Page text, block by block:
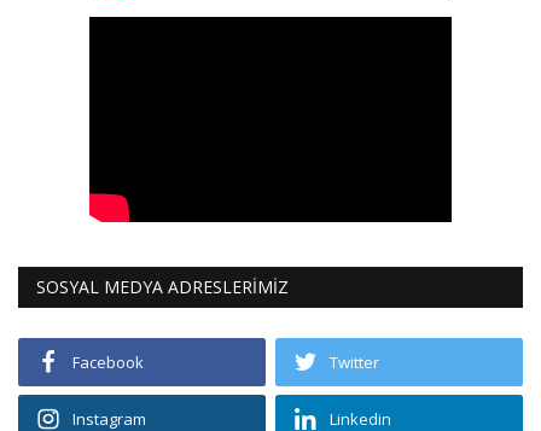
SOSYAL MEDYA ADRESLERİMİZ
Facebook Twitter
Instagram Linkedin